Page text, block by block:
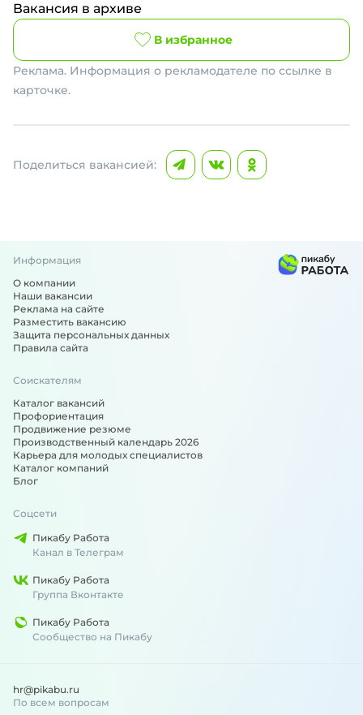
Вакансия в архиве
В избранное
Реклама. Информация о рекламодателе по ссылке в
карточке.
Поделиться вакансией:
Информация
О компании
Наши вакансии
Реклама на сайте
Разместить вакансию
Защита персональных данных
Правила сайта
Соискателям
Каталог вакансий
Профориентация
Продвижение резюме
Производственный календарь 2026
Карьера для молодых специалистов
Каталог компаний
Блог
Соцсети
Пикабу Работа
Канал в Телеграм
Пикабу Работа
Группа Вконтакте
Пикабу Работа
Сообщество на Пикабу
hr@pikabu.ru
По всем вопросам